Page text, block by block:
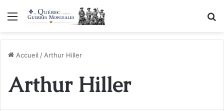
Menu
Accueil / Arthur Hiller
Arthur Hiller